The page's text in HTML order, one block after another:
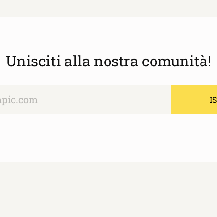
Unisciti alla nostra comunità!